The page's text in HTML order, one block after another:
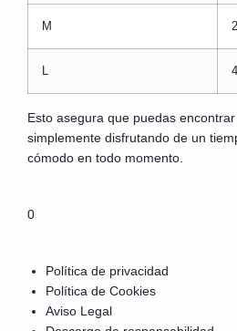
M
L
Esto asegura que puedas
simplemente disfrutando de un
cómodo en todo momento.
0
Política de privacidad
Política de Cookies
Aviso Legal